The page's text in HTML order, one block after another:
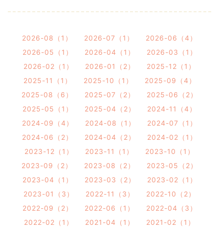
2026-08（1） 2026-07（1）
2026-06（4）
2026-05（1）
2026-04（1）
2026-03（1）
2026-02（1）
2026-01（2）
2025-12（1）
2025-11（1）
2025-10（1）
2025-09（4）
2025-08（6）
2025-07（2）
2025-06（2）
2025-05（1）
2025-04（2）
2024-11（4）
2024-09（4）
2024-08（1）
2024-07（1）
2024-06（2）
2024-04（2）
2024-02（1）
2023-12（1）
2023-11（1）
2023-10（1）
2023-09（2）
2023-08（2）
2023-05（2）
2023-04（1）
2023-03（2）
2023-02（1）
2023-01（3）
2022-11（3）
2022-10（2）
2022-09（2）
2022-06（1）
2022-04（3）
2022-02（1）
2021-04（1） 2021-02（1）